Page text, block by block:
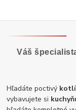
Váš
Hľadáte poctivý
vybavujete si